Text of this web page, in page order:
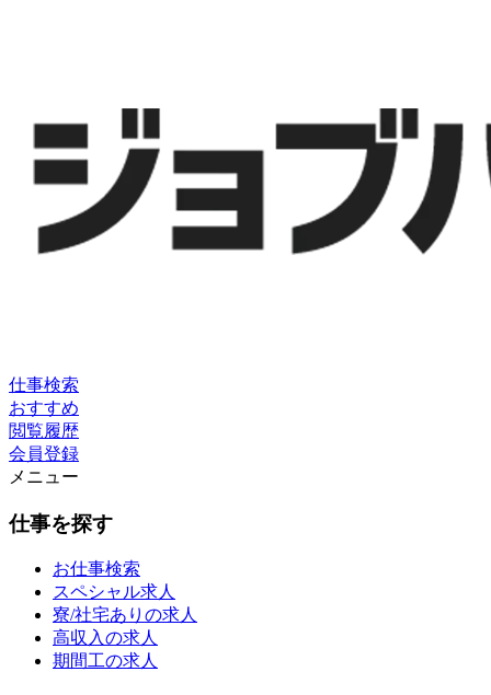
仕事検索
おすすめ
閲覧履歴
会員登録
メニュー
仕事を探す
お仕事検索
スペシャル求人
寮/社宅ありの求人
高収入の求人
期間工の求人